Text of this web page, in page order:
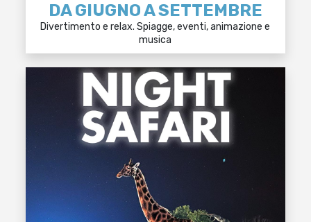
DA GIUGNO A SETTEMBRE
Divertimento e relax. Spiagge, eventi, animazione e
musica